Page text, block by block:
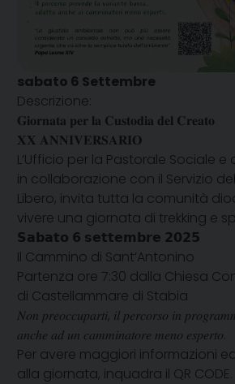
sabato 6 Settembre
Descrizione:
𝐆𝐢𝐨𝐫𝐧𝐚𝐭𝐚 𝐩𝐞𝐫 𝐥𝐚 𝐂𝐮𝐬𝐭𝐨𝐝𝐢𝐚 𝐝𝐞𝐥 𝐂𝐫𝐞𝐚𝐭𝐨
𝐗𝐗 𝐀𝐍𝐍𝐈𝐕𝐄𝐑𝐒𝐀𝐑𝐈𝐎
L’Ufficio per la Pastorale Sociale e
in collaborazione con il Servizio
Libero, invita tutta la comunità
vivere una giornata di trekking e
𝗦𝗮𝗯𝗮𝘁𝗼 𝟲 𝘀𝗲𝘁𝘁𝗲𝗺𝗯𝗿𝗲 𝟮𝟬𝟮𝟱
Il Cammino di Sant’Antonino
Partenza ore 7:30 dalla Chiesa
di Castellammare di Stabia
𝑁𝑜𝑛 𝑝𝑟𝑒𝑜𝑐𝑐𝑢𝑝𝑎𝑟𝑡𝑖, 𝑖𝑙 𝑝𝑒𝑟𝑐𝑜𝑟𝑠𝑜 𝑖𝑛
𝑎𝑛𝑐ℎ𝑒 𝑎𝑑 𝑢𝑛 𝑐𝑎𝑚𝑚𝑖𝑛𝑎𝑡𝑜𝑟𝑒 𝑚𝑒𝑛𝑜 𝑒𝑠𝑝𝑒𝑟𝑡𝑜.
Per avere maggiori informazioni
alla giornata, inquadra il QR CODE.